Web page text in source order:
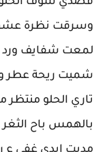
وسرقت نظرة عشق
لمعت شفايف ورد
شميت ريحة عطر
تاري الحلو منتظر
بالهمس باح